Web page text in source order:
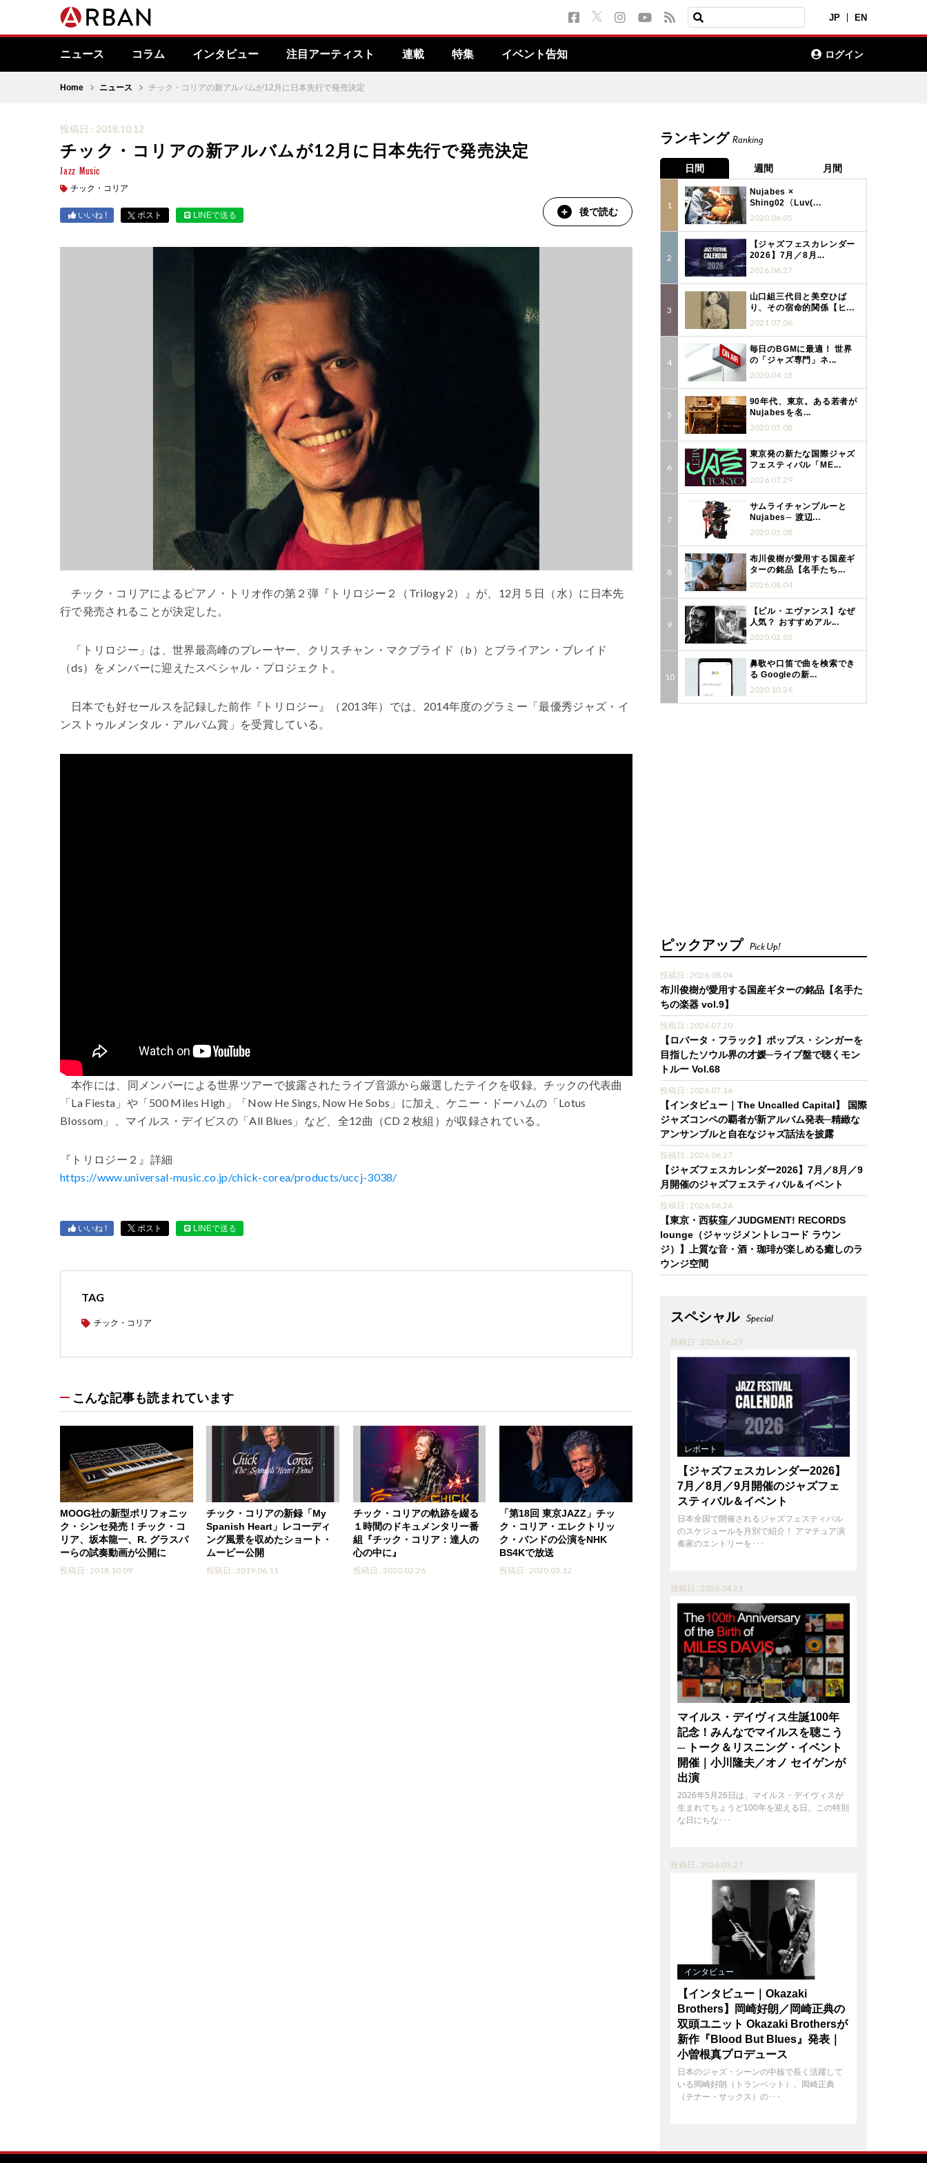
JP EN
ニュース コラム インタビュー 注目アーティスト 連載 特集 イベント告知 ログイン
Home ニュース チック・コリアの新アルバムが12月に日本先行で発売決定
投稿日 : 2018.10.12
チック・コリアの新アルバムが12月に日本先行で発売決定
Jazz Music
チック・コリア
いいね ! ポスト LINEで送る 後で読む
チック・コリアによるピアノ・トリオ作の第２弾『トリロジー２（Trilogy 2）』が、12月５日（水）に日本先
行で発売されることが決定した。
「トリロジー」は、世界最高峰のプレーヤー、クリスチャン・マクブライド（b）とブライアン・ブレイド
（ds）をメンバーに迎えたスペシャル・プロジェクト。
日本でも好セールスを記録した前作『トリロジー』（2013年）では、2014年度のグラミー「最優秀ジャズ・イ
ンストゥルメンタル・アルバム賞」を受賞している。
本作には、同メンバーによる世界ツアーで披露されたライブ音源から厳選したテイクを収録。チックの代表曲
「La Fiesta」や「500 Miles High」「Now He Sings, Now He Sobs」に加え、ケニー・ドーハムの「Lotus
Blossom」、マイルス・デイビスの「All Blues」など、全12曲（CD２枚組）が収録されている。
『トリロジー２』詳細
https://www.universal-music.co.jp/chick-corea/products/uccj-3038/
いいね ! ポスト LINEで送る
TAG
チック・コリア
こんな記事も読まれています
MOOG社の新型ポリフォニッ
ク・シンセ発売！チック・コ
リア、坂本龍一、R. グラスパ
ーらの試奏動画が公開に
投稿日 : 2018.10.09
チック・コリアの新録「My
Spanish Heart」レコーディ
ング風景を収めたショート・
ムービー公開
投稿日 : 2019.06.11
チック・コリアの軌跡を綴る
１時間のドキュメンタリー番
組『チック・コリア：達人の
心の中に』
投稿日 : 2020.02.26
「第18回 東京JAZZ」チッ
ク・コリア・エレクトリッ
ク・バンドの公演をNHK
BS4Kで放送
投稿日 : 2020.03.12
ランキング Ranking
日間 週間 月間
Nujabes ×
Shing02〈Luv(...
2020.06.05
【ジャズフェスカレンダー
2026】7月／8月...
2026.06.27
山口組三代目と美空ひば
り、その宿命的関係【ヒ...
2021.07.06
毎日のBGMに最適！ 世界
の「ジャズ専門」ネ...
2020.04.18
90年代、東京。ある若者が
Nujabesを名...
2020.05.08
東京発の新たな国際ジャズ
フェスティバル「ME...
2026.07.29
サムライチャンプルーと
Nujabes─ 渡辺...
2020.05.08
布川俊樹が愛用する国産ギ
ターの銘品【名手たち...
2026.08.04
【ビル・エヴァンス】なぜ
人気？ おすすめアル...
2020.02.03
鼻歌や口笛で曲を検索でき
る Googleの新...
2020.10.26
ピックアップ Pick Up!
投稿日 : 2026.08.04
布川俊樹が愛用する国産ギターの銘品【名手た
ちの楽器 vol.9】
投稿日 : 2026.07.20
【ロバータ・フラック】ポップス・シンガーを
目指したソウル界の才媛─ライブ盤で聴くモン
トルー Vol.68
投稿日 : 2026.07.16
【インタビュー｜The Uncalled Capital】 国際
ジャズコンペの覇者が新アルバム発表─精緻な
アンサンブルと自在なジャズ話法を披露
投稿日 : 2026.06.27
【ジャズフェスカレンダー2026】7月／8月／9
月開催のジャズフェスティバル＆イベント
投稿日 : 2026.06.26
【東京・西荻窪／JUDGMENT! RECORDS
lounge（ジャッジメントレコード ラウン
ジ）】上質な音・酒・珈琲が楽しめる癒しのラ
ウンジ空間
スペシャル Special
投稿日 : 2026.06.27
レポート
【ジャズフェスカレンダー2026】
7月／8月／9月開催のジャズフェ
スティバル＆イベント
日本全国で開催されるジャズフェスティバル
のスケジュールを月別で紹介！ アマチュア演
奏家のエントリーを･･･
投稿日 : 2026.04.21
マイルス・デイヴィス生誕100年
記念！みんなでマイルスを聴こう
─ トーク＆リスニング・イベント
開催｜小川隆夫／オノ セイゲンが
出演
2026年5月26日は、マイルス・デイヴィスが
生まれてちょうど100年を迎える日。この特別
な日にちな･･･
投稿日 : 2026.03.27
インタビュー
【インタビュー｜Okazaki
Brothers】岡崎好朗／岡崎正典の
双頭ユニット Okazaki Brothersが
新作『Blood But Blues』発表｜
小曽根真プロデュース
日本のジャズ・シーンの中核で長く活躍して
いる岡崎好朗（トランペット）、岡崎正典
（テナー・サックス）の･･･